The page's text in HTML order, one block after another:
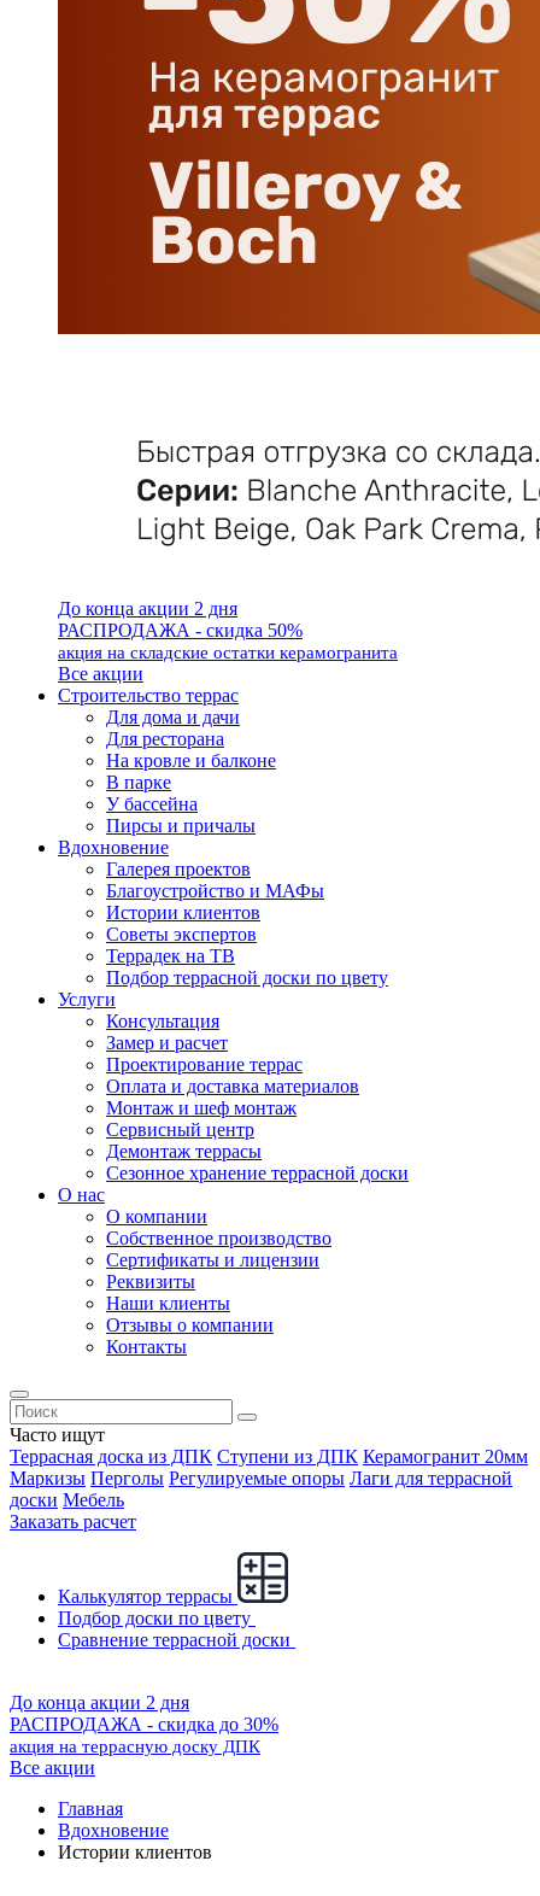
До конца акции 2 дня
РАСПРОДАЖА - скидка 50%
акция на складские остатки керамогранита
Все акции
Строительство террас
Для дома и дачи
Для ресторана
На кровле и балконе
В парке
У бассейна
Пирсы и причалы
Вдохновение
Галерея проектов
Благоустройство и МАФы
Истории клиентов
Советы экспертов
Террадек на ТВ
Подбор террасной доски по цвету
Услуги
Консультация
Замер и расчет
Проектирование террас
Оплата и доставка материалов
Монтаж и шеф монтаж
Сервисный центр
Демонтаж террасы
Сезонное хранение террасной доски
О нас
О компании
Собственное производство
Сертификаты и лицензии
Реквизиты
Наши клиенты
Отзывы о компании
Контакты
Часто ищут
Террасная доска из ДПК Ступени из ДПК Керамогранит 20мм
Маркизы Перголы Регулируемые опоры Лаги для террасной
доски Мебель
Заказать расчет
Калькулятор террасы
Подбор доски по цвету
Сравнение террасной доски
До конца акции 2 дня
РАСПРОДАЖА - скидка до 30%
акция на террасную доску ДПК
Все акции
Главная
Вдохновение
Истории клиентов